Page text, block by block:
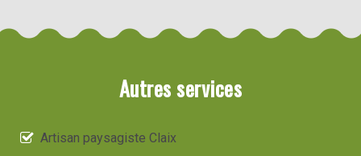
Autres services
Artisan paysagiste Claix